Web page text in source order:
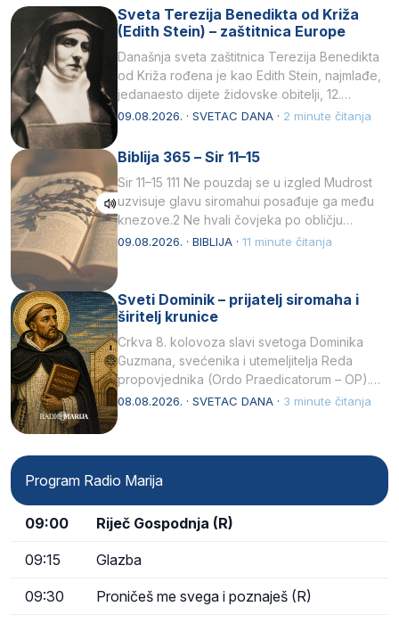
Sveta Terezija Benedikta od Križa
(Edith Stein) – zaštitnica Europe
Današnja sveta zaštitnica Terezija Benedikta
od Križa rođena je kao Edith Stein, najmlađe,
jedanaesto dijete židovske obitelji, 12.
listopada 1891, u Wrocławu…
09.08.2026. · SVETAC DANA · 2 minute čitanja
Biblija 365 – Sir 11–15
Sir 11–15 111 Ne pouzdaj se u izgled Mudrost
uzvisuje glavu siromahui posađuje ga među
knezove.2 Ne hvali čovjeka po obličju
njegovui…
09.08.2026. · BIBLIJA · 11 minute čitanja
Sveti Dominik – prijatelj siromaha i
širitelj krunice
Crkva 8. kolovoza slavi svetoga Dominika
Guzmana, svećenika i utemeljitelja Reda
propovjednika (Ordo Praedicatorum – OP).
Svojim životom, dubokom ljubavlju prema
08.08.2026. · SVETAC DANA · 3 minute čitanja
Program Radio Marija
09:00 Riječ Gospodnja (R)
09:15 Glazba
09:30 Proničeš me svega i poznaješ (R)